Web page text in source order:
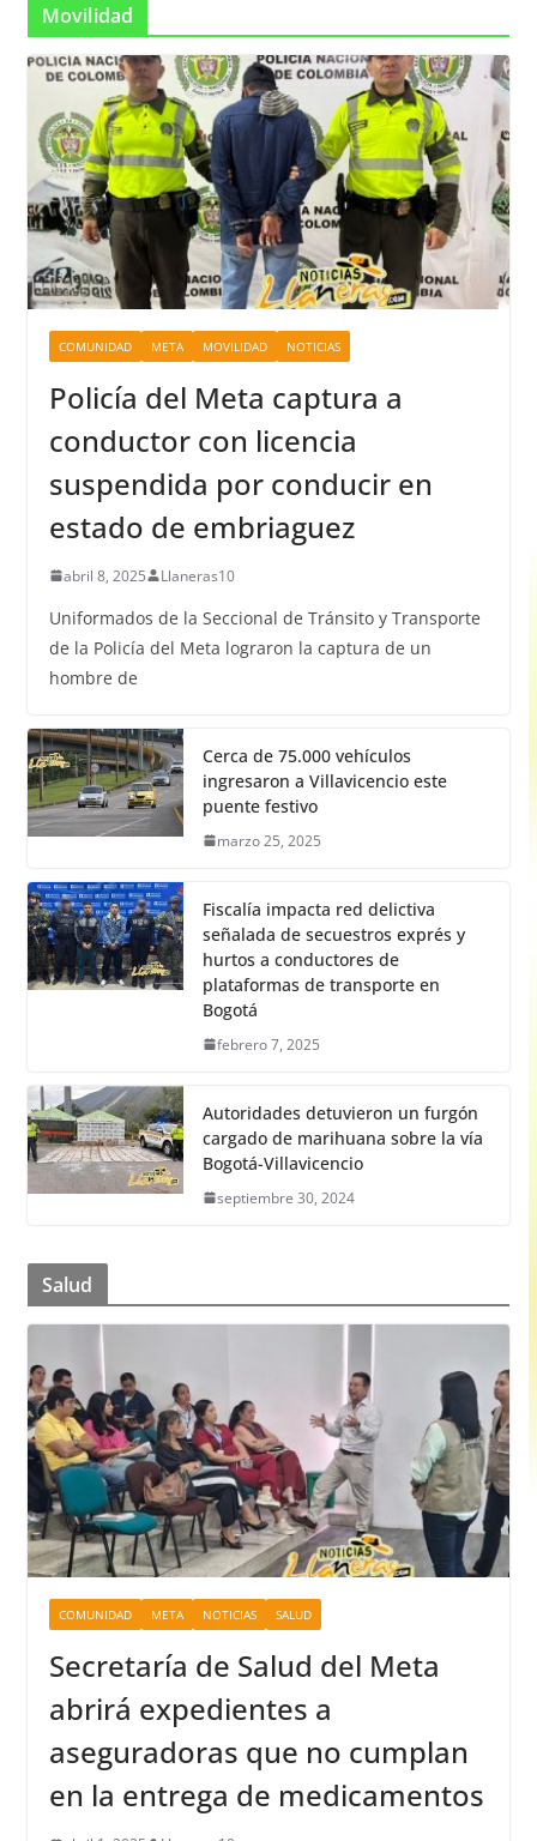
Movilidad
COMUNIDAD META MOVILIDAD NOTICIAS
Policía del Meta captura a
conductor con licencia
suspendida por conducir en
estado de embriaguez
abril 8, 2025 Llaneras10
Uniformados de la Seccional de Tránsito y Transporte
de la Policía del Meta lograron la captura de un
hombre de
Cerca de 75.000 vehículos
ingresaron a Villavicencio este
puente festivo
marzo 25, 2025
Fiscalía impacta red delictiva
señalada de secuestros exprés y
hurtos a conductores de
plataformas de transporte en
Bogotá
febrero 7, 2025
Autoridades detuvieron un furgón
cargado de marihuana sobre la vía
Bogotá-Villavicencio
septiembre 30, 2024
Salud
COMUNIDAD META NOTICIAS SALUD
Secretaría de Salud del Meta
abrirá expedientes a
aseguradoras que no cumplan
en la entrega de medicamentos